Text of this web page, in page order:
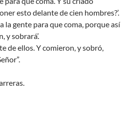
esto delante de cien hombres?’.
la gente para que coma, porque así
y sobrará’.
de ellos. Y comieron, y sobró,